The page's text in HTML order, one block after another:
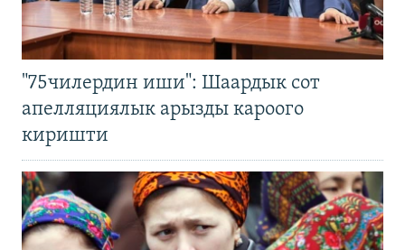
"75чилердин иши": Шаардык сот
апелляциялык арызды кароого
киришти